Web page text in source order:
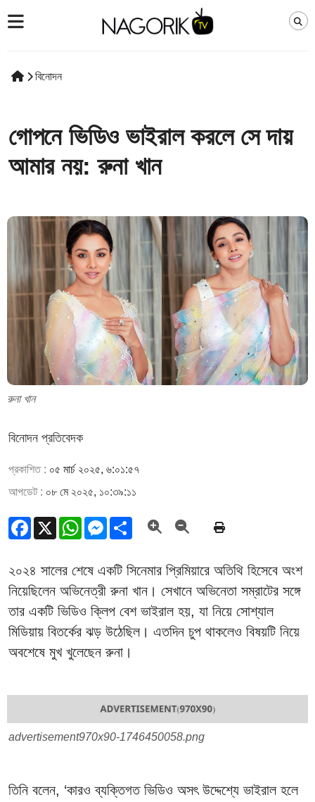
বিনোদন
গোপনে ভিডিও ভাইরাল করলে সে দায়
আমার নয়: রুনা খান
রুনা খান
বিনোদন প্রতিবেদক
প্রকাশিত : ০৫ মার্চ ২০২৫, ৬:০১:৫৭
আপডেট : ০৮ মে ২০২৫, ১০:৩৯:১১
Facebook
X WhatsAppMessenger
Share
২০২৪ সালের শেষে একটি সিনেমার প্রিমিয়ারে অতিথি হিসেবে অংশ
নিয়েছিলেন অভিনেত্রী রুনা খান। সেখানে অভিনেতা সম্রাটের সঙ্গে
তার একটি ভিডিও ক্লিপ বেশ ভাইরাল হয়, যা নিয়ে সোশ্যাল
মিডিয়ায় বিতর্কের ঝড় উঠেছিল। এতদিন চুপ থাকলেও বিষয়টি নিয়ে
অবশেষে মুখ খুলেছেন রুনা।
advertisement970x90-1746450058.png
তিনি বলেন, ‘কারও ব্যক্তিগত ভিডিও অসৎ উদ্দেশ্যে ভাইরাল হলে